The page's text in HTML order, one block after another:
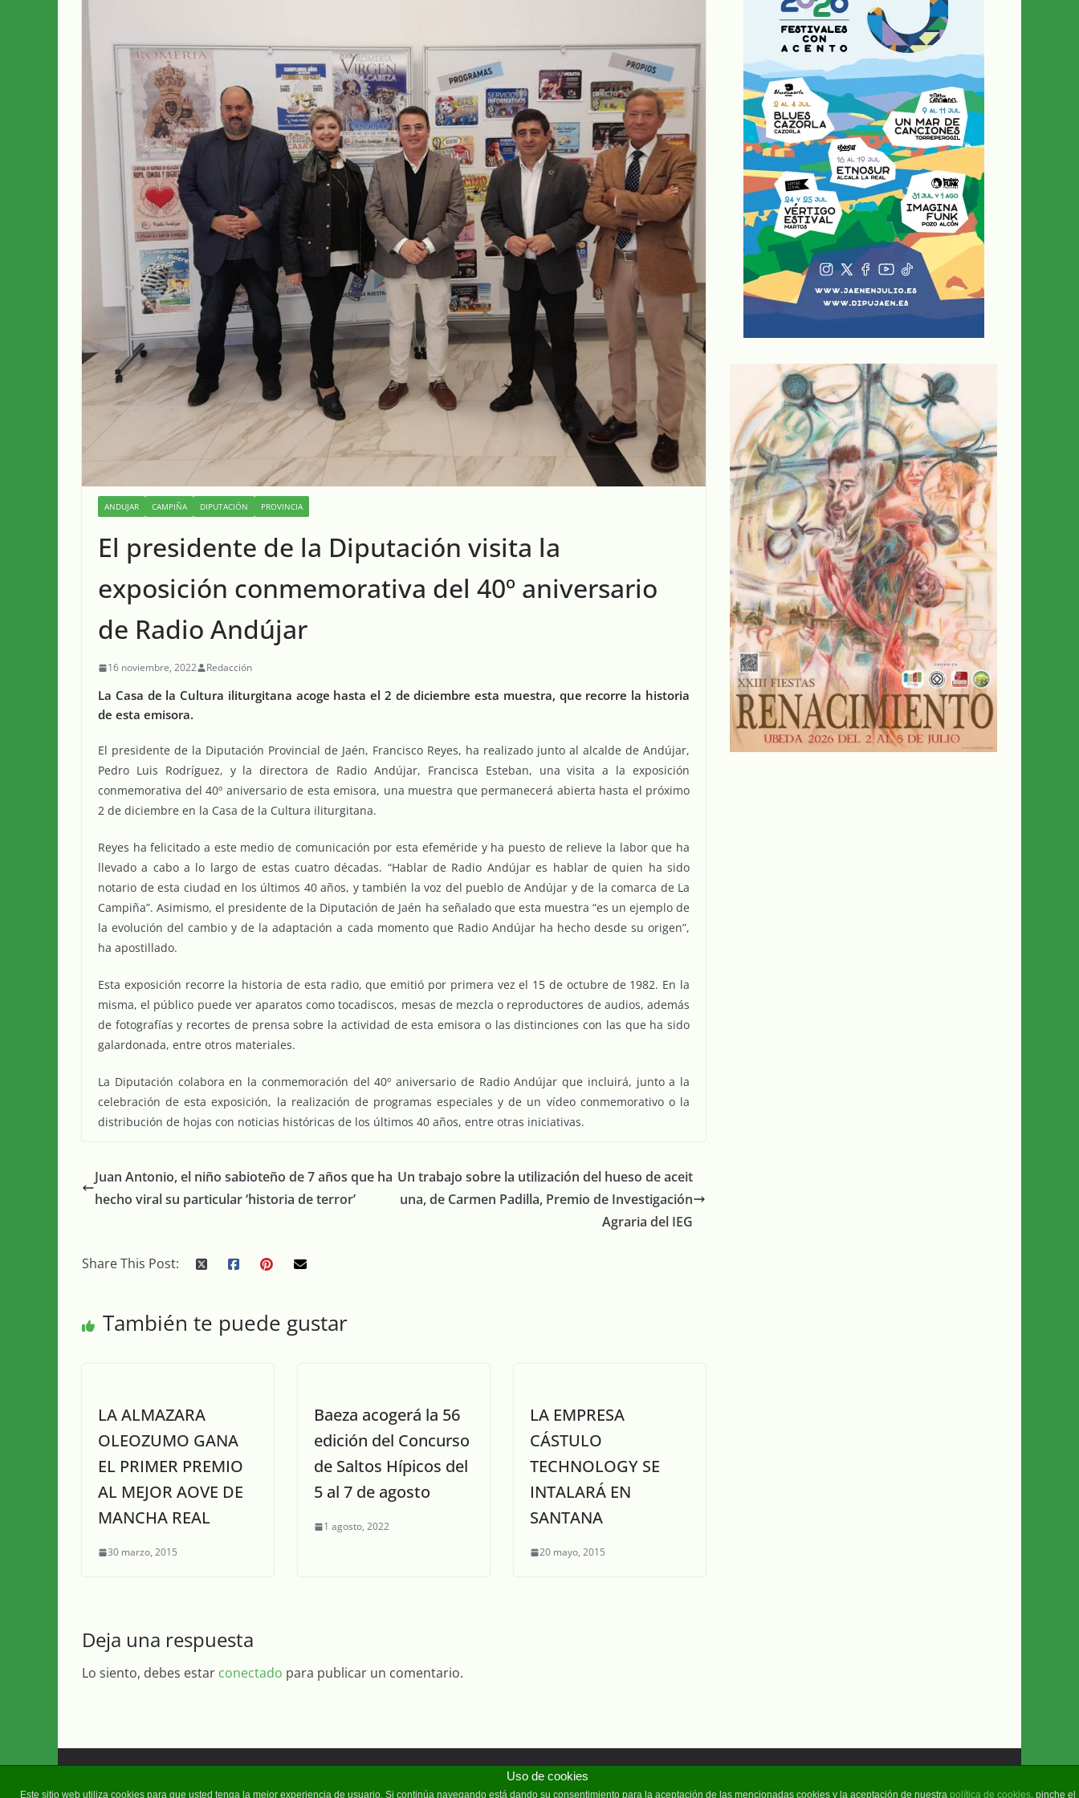
ANDUJAR CAMPIÑA DIPUTACIÓN PROVINCIA
El presidente de la Diputación visita la
exposición conmemorativa del 40º aniversario
de Radio Andújar
16 noviembre, 2022 Redacción
La Casa de la Cultura iliturgitana acoge hasta el 2 de diciembre esta muestra, que recorre la historia
de esta emisora.
El presidente de la Diputación Provincial de Jaén, Francisco Reyes, ha realizado junto al alcalde de Andújar,
Pedro Luis Rodríguez, y la directora de Radio Andújar, Francisca Esteban, una visita a la exposición
conmemorativa del 40º aniversario de esta emisora, una muestra que permanecerá abierta hasta el próximo
2 de diciembre en la Casa de la Cultura iliturgitana.
Reyes ha felicitado a este medio de comunicación por esta efeméride y ha puesto de relieve la labor que ha
llevado a cabo a lo largo de estas cuatro décadas. “Hablar de Radio Andújar es hablar de quien ha sido
notario de esta ciudad en los últimos 40 años, y también la voz del pueblo de Andújar y de la comarca de La
Campiña”. Asimismo, el presidente de la Diputación de Jaén ha señalado que esta muestra “es un ejemplo de
la evolución del cambio y de la adaptación a cada momento que Radio Andújar ha hecho desde su origen”,
ha apostillado.
Esta exposición recorre la historia de esta radio, que emitió por primera vez el 15 de octubre de 1982. En la
misma, el público puede ver aparatos como tocadiscos, mesas de mezcla o reproductores de audios, además
de fotografías y recortes de prensa sobre la actividad de esta emisora o las distinciones con las que ha sido
galardonada, entre otros materiales.
La Diputación colabora en la conmemoración del 40º aniversario de Radio Andújar que incluirá, junto a la
celebración de esta exposición, la realización de programas especiales y de un vídeo conmemorativo o la
distribución de hojas con noticias históricas de los últimos 40 años, entre otras iniciativas.
Juan Antonio, el niño sabioteño de 7 años que ha
hecho viral su particular ‘historia de terror’
Un trabajo sobre la utilización del hueso de aceit
una, de Carmen Padilla, Premio de Investigación
Agraria del IEG
Share This Post:
También te puede gustar
LA ALMAZARA
OLEOZUMO GANA
EL PRIMER PREMIO
AL MEJOR AOVE DE
MANCHA REAL
30 marzo, 2015
Baeza acogerá la 56
edición del Concurso
de Saltos Hípicos del
5 al 7 de agosto
1 agosto, 2022
LA EMPRESA
CÁSTULO
TECHNOLOGY SE
INTALARÁ EN
SANTANA
20 mayo, 2015
Deja una respuesta
Lo siento, debes estar conectado para publicar un comentario.
Uso de cookies
Este sitio web utiliza cookies para que usted tenga la mejor experiencia de usuario. Si continúa navegando está dando su consentimiento para la aceptación de las mencionadas cookies y la aceptación de nuestra política de cookies, pinche el